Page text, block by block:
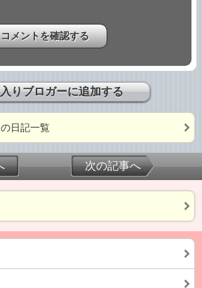
りブロガーに追加する
日記一覧
次の記事へ